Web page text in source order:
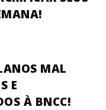
MAL
E
À BNCC!